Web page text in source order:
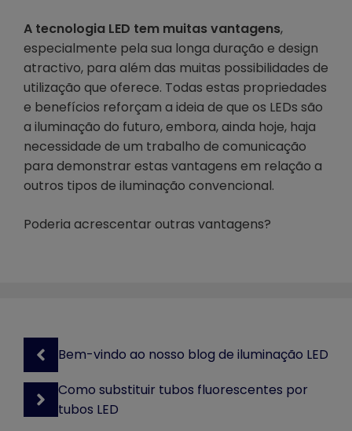
A tecnologia LED tem muitas vantagens,
especialmente pela sua longa duração e design
atractivo, para além das muitas possibilidades de
utilização que oferece. Todas estas propriedades
e benefícios reforçam a ideia de que os LEDs são
a iluminação do futuro, embora, ainda hoje, haja
necessidade de um trabalho de comunicação
para demonstrar estas vantagens em relação a
outros tipos de iluminação convencional.
Poderia acrescentar outras vantagens?
Bem-vindo ao nosso blog de iluminação LED
Como substituir tubos fluorescentes por
tubos LED